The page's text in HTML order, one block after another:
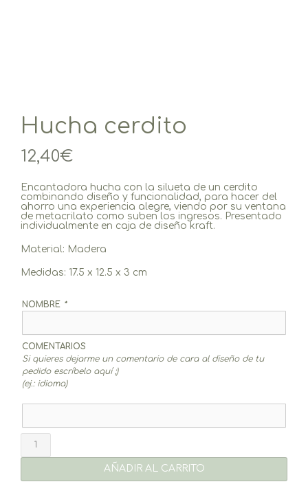
Hucha cerdito
12,40€
Encantadora hucha con la silueta de un cerdito
combinando diseño y funcionalidad, para hacer del
ahorro una experiencia alegre, viendo por su ventana
de metacrilato como suben los ingresos. Presentado
individualmente en caja de diseño kraft.
Material: Madera
Medidas: 17.5 x 12.5 x 3 cm
NOMBRE *
COMENTARIOS
Si quieres dejarme un comentario de cara al diseño de tu
pedido escríbelo aquí ;)
(ej.: idioma)
cerdito
AÑADIR AL CARRITO